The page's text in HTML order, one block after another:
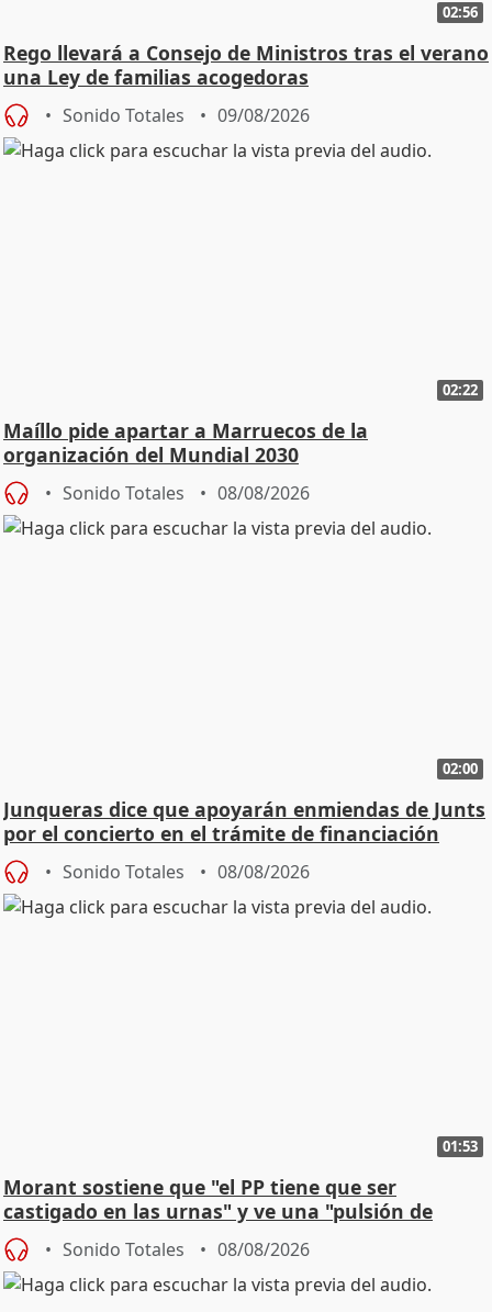
02:56
Rego llevará a Consejo de Ministros tras el verano
una Ley de familias acogedoras
Sonido Totales 09/08/2026
02:22
Maíllo pide apartar a Marruecos de la
organización del Mundial 2030
Sonido Totales 08/08/2026
02:00
Junqueras dice que apoyarán enmiendas de Junts
por el concierto en el trámite de financiación
Sonido Totales 08/08/2026
01:53
Morant sostiene que "el PP tiene que ser
castigado en las urnas" y ve una "pulsión de
cambio"
Sonido Totales 08/08/2026